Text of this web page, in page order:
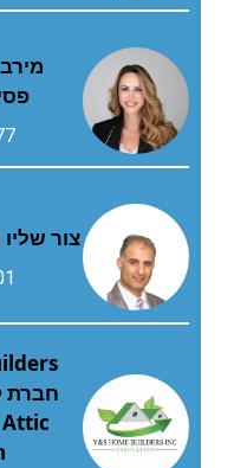
צור
Attic